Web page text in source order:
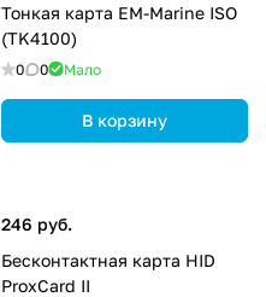
Тонкая карта EM-Marine ISO
(TK4100)
0 0 Мало
В корзину
246 руб.
Бесконтактная карта HID
ProxCard II